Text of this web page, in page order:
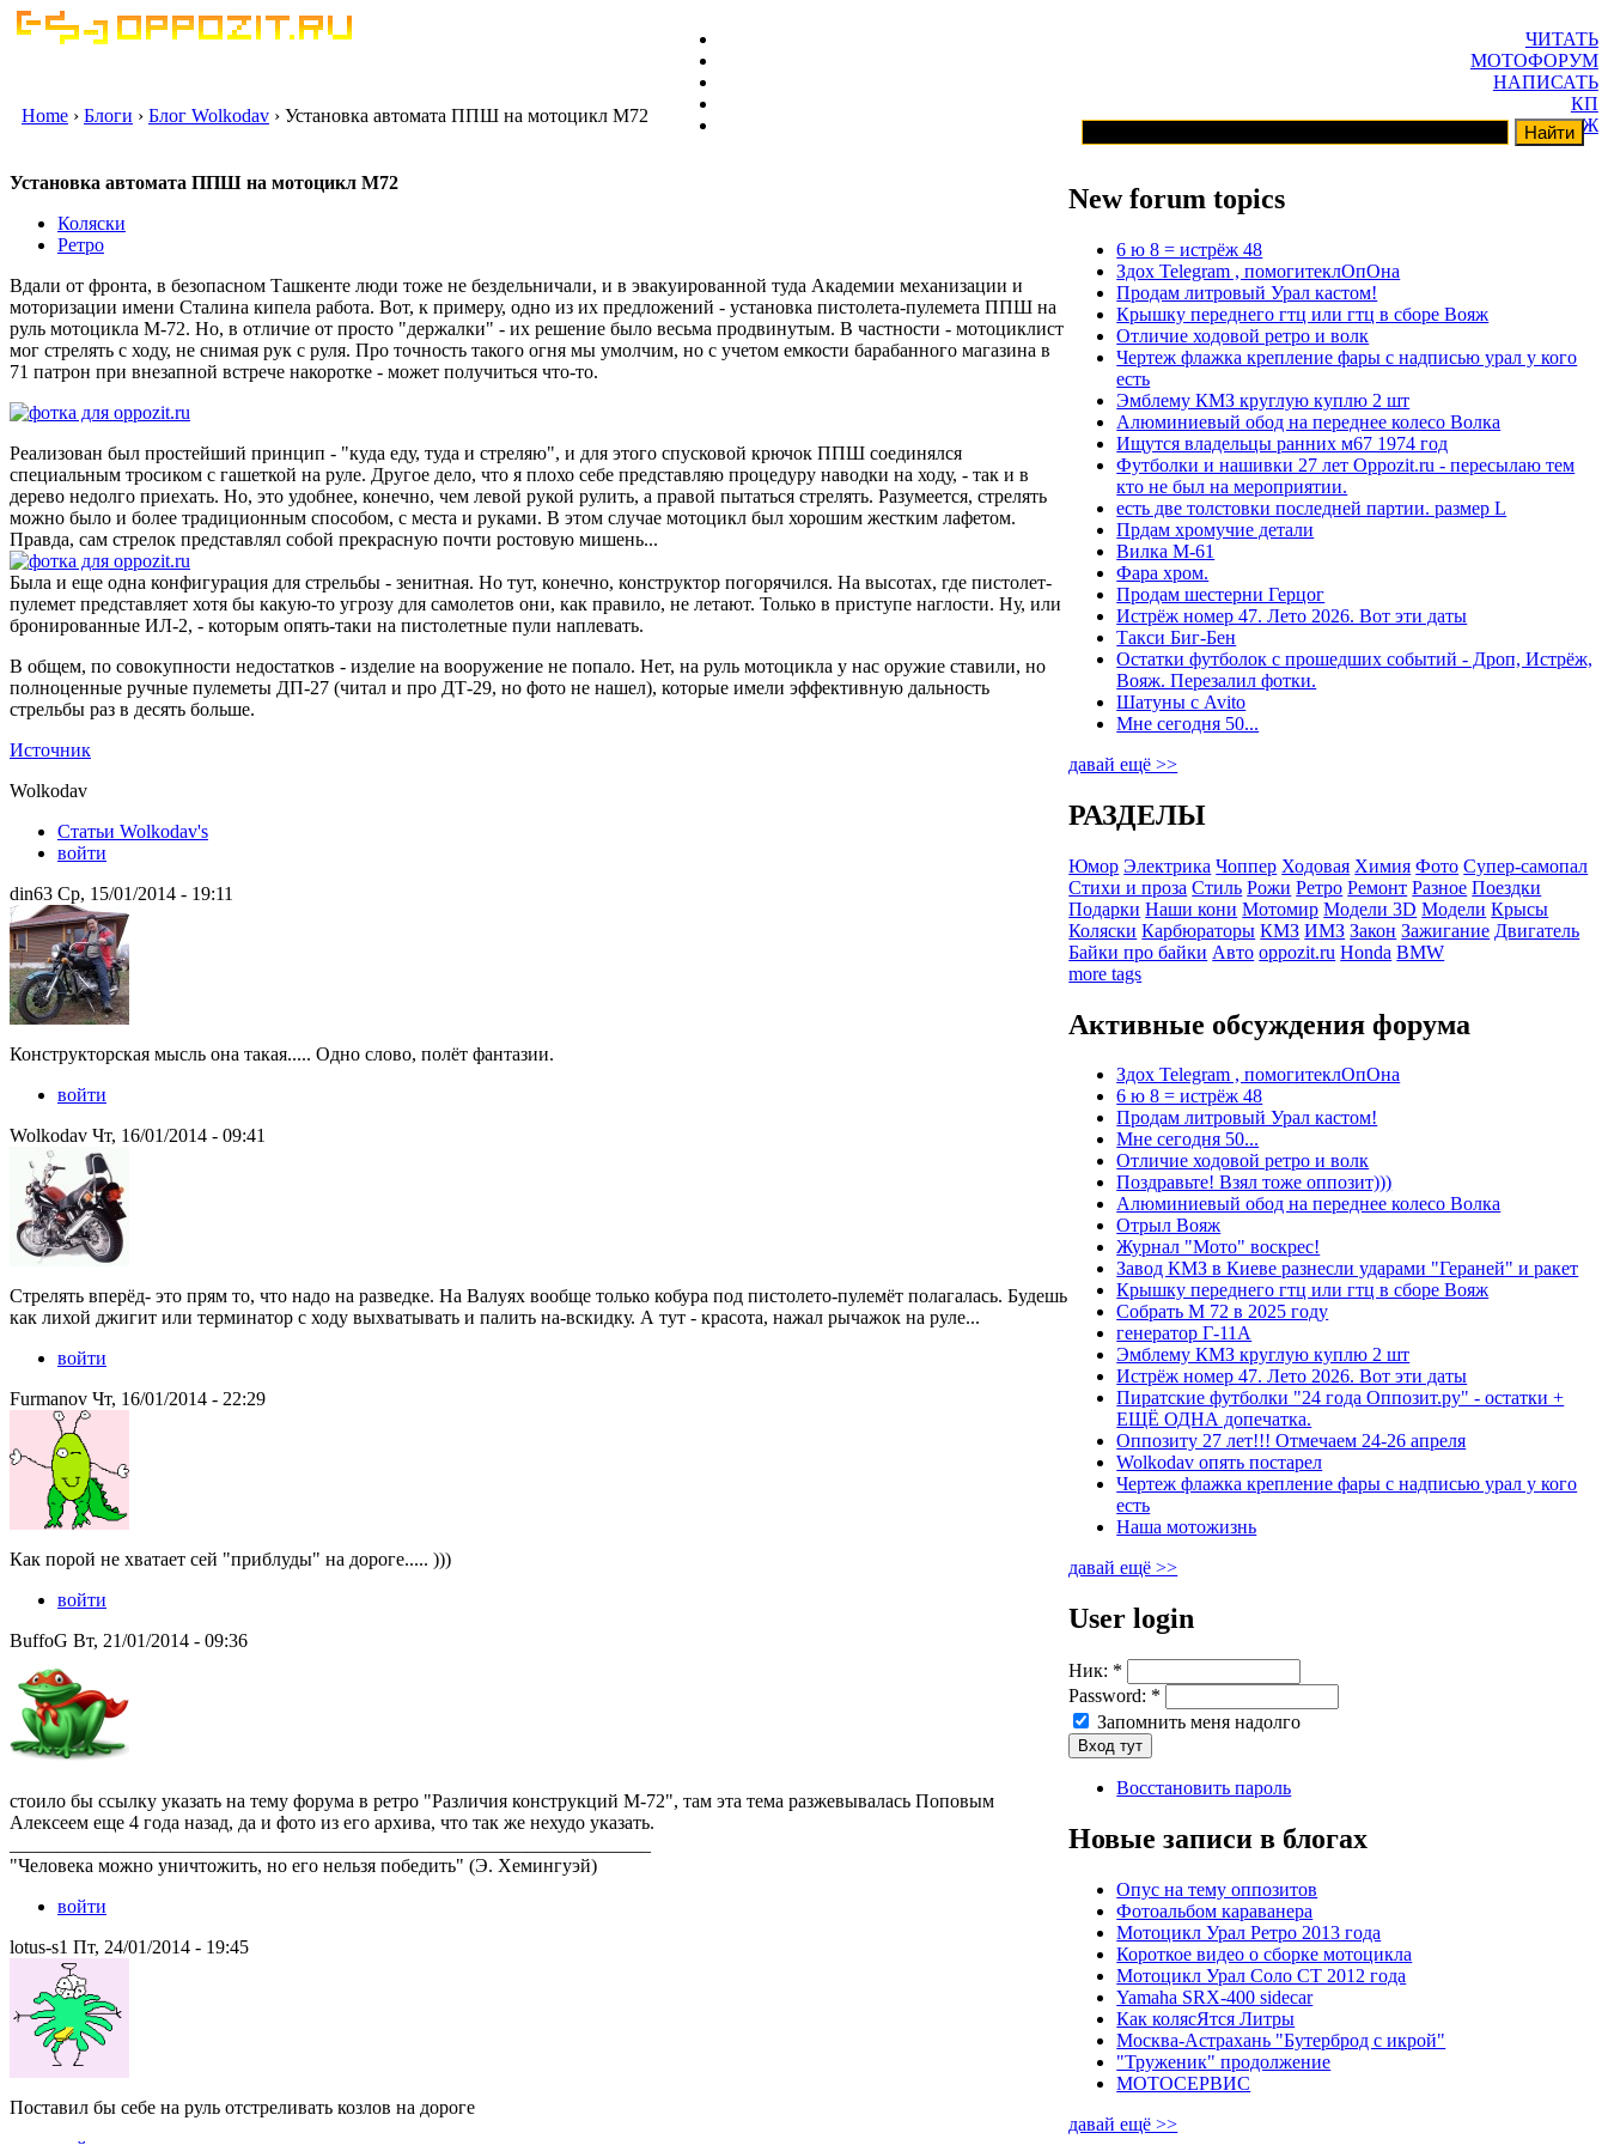
ЧИТАТЬ
МОТОФОРУМ
НАПИСАТЬ
КП
ГАРАЖ
Home › Блоги › Блог Wolkodav › Установка автомата ППШ на мотоцикл М72
Установка автомата ППШ на мотоцикл М72
Коляски
Ретро
Вдали от фронта, в безопасном Ташкенте люди тоже не бездельничали, и в эвакуированной туда Академии механизации и
моторизации имени Сталина кипела работа. Вот, к примеру, одно из их предложений - установка пистолета-пулемета ППШ на
руль мотоцикла М-72. Но, в отличие от просто "держалки" - их решение было весьма продвинутым. В частности - мотоциклист
мог стрелять с ходу, не снимая рук с руля. Про точность такого огня мы умолчим, но с учетом емкости барабанного магазина в
71 патрон при внезапной встрече накоротке - может получиться что-то.
Реализован был простейший принцип - "куда еду, туда и стреляю", и для этого спусковой крючок ППШ соединялся
специальным тросиком с гашеткой на руле. Другое дело, что я плохо себе представляю процедуру наводки на ходу, - так и в
дерево недолго приехать. Но, это удобнее, конечно, чем левой рукой рулить, а правой пытаться стрелять. Разумеется, стрелять
можно было и более традиционным способом, с места и руками. В этом случае мотоцикл был хорошим жестким лафетом.
Правда, сам стрелок представлял собой прекрасную почти ростовую мишень...
Была и еще одна конфигурация для стрельбы - зенитная. Но тут, конечно, конструктор погорячился. На высотах, где пистолет-
пулемет представляет хотя бы какую-то угрозу для самолетов они, как правило, не летают. Только в приступе наглости. Ну, или
бронированные ИЛ-2, - которым опять-таки на пистолетные пули наплевать.
В общем, по совокупности недостатков - изделие на вооружение не попало. Нет, на руль мотоцикла у нас оружие ставили, но
полноценные ручные пулеметы ДП-27 (читал и про ДТ-29, но фото не нашел), которые имели эффективную дальность
стрельбы раз в десять больше.
Источник
Wolkodav
Статьи Wolkodav's
войти
din63 Ср, 15/01/2014 - 19:11
Конструкторская мысль она такая..... Одно слово, полёт фантазии.
войти
Wolkodav Чт, 16/01/2014 - 09:41
Стрелять вперёд- это прям то, что надо на разведке. На Валуях вообще только кобура под пистолето-пулемёт полагалась. Будешь
как лихой джигит или терминатор с ходу выхватывать и палить на-вскидку. А тут - красота, нажал рычажок на руле...
войти
Furmanov Чт, 16/01/2014 - 22:29
Как порой не хватает сей "приблуды" на дороге..... )))
войти
BuffoG Вт, 21/01/2014 - 09:36
стоило бы ссылку указать на тему форума в ретро "Различия конструкций М-72", там эта тема разжевывалась Поповым
Алексеем еще 4 года назад, да и фото из его архива, что так же нехудо указать.
"Человека можно уничтожить, но его нельзя победить" (Э. Хемингуэй)
войти
lotus-s1 Пт, 24/01/2014 - 19:45
Поставил бы себе на руль отстреливать козлов на дороге
New forum topics
6 ю 8 = истрёж 48
Здох Telegram , помогитеклОпОна
Продам литровый Урал кастом!
Крышку переднего гтц или гтц в сборе Вояж
Отличие ходовой ретро и волк
Чертеж флажка крепление фары с надписью урал у кого
есть
Эмблему КМЗ круглую куплю 2 шт
Алюминиевый обод на переднее колесо Волка
Ищутся владельцы ранних м67 1974 год
Футболки и нашивки 27 лет Oppozit.ru - пересылаю тем
кто не был на мероприятии.
есть две толстовки последней партии. размер L
Прдам хромучие детали
Вилка М-61
Фара хром.
Продам шестерни Герцог
Истрёж номер 47. Лето 2026. Вот эти даты
Такси Биг-Бен
Остатки футболок с прошедших событий - Дроп, Истрёж,
Вояж. Перезалил фотки.
Шатуны с Avito
Мне сегодня 50...
давай ещё >>
РАЗДЕЛЫ
Юмор Электрика Чоппер Ходовая Химия Фото Супер-самопал
Стихи и проза Стиль Рожи Ретро Ремонт Разное Поездки
Подарки Наши кони Мотомир Модели 3D Модели Крысы
Коляски Карбюраторы КМЗ ИМЗ Закон Зажигание Двигатель
Байки про байки Авто oppozit.ru Honda BMW
more tags
Активные обсуждения форума
Здох Telegram , помогитеклОпОна
6 ю 8 = истрёж 48
Продам литровый Урал кастом!
Мне сегодня 50...
Отличие ходовой ретро и волк
Поздравьте! Взял тоже оппозит)))
Алюминиевый обод на переднее колесо Волка
Отрыл Вояж
Журнал "Мото" воскрес!
Завод КМЗ в Киеве разнесли ударами "Гераней" и ракет
Крышку переднего гтц или гтц в сборе Вояж
Собрать М 72 в 2025 году
генератор Г-11А
Эмблему КМЗ круглую куплю 2 шт
Истрёж номер 47. Лето 2026. Вот эти даты
Пиратские футболки "24 года Оппозит.ру" - остатки +
ЕЩЁ ОДНА допечатка.
Оппозиту 27 лет!!! Отмечаем 24-26 апреля
Wolkodav опять постарел
Чертеж флажка крепление фары с надписью урал у кого
есть
Наша мотожизнь
давай ещё >>
User login
Ник: *
Password: *
Запомнить меня надолго
Восстановить пароль
Новые записи в блогах
Опус на тему оппозитов
Фотоальбом караванера
Мотоцикл Урал Ретро 2013 года
Короткое видео о сборке мотоцикла
Мотоцикл Урал Соло СТ 2012 года
Yamaha SRX-400 sidecar
Как колясЯтся Литры
Москва-Астрахань "Бутерброд с икрой"
"Труженик" продолжение
МОТОСЕРВИС
давай ещё >>